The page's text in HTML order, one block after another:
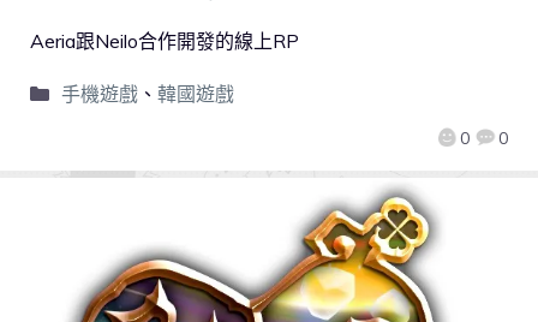
0 0
Aeria跟Neilo合作開發的線上RP
手機遊戲、 韓國遊戲